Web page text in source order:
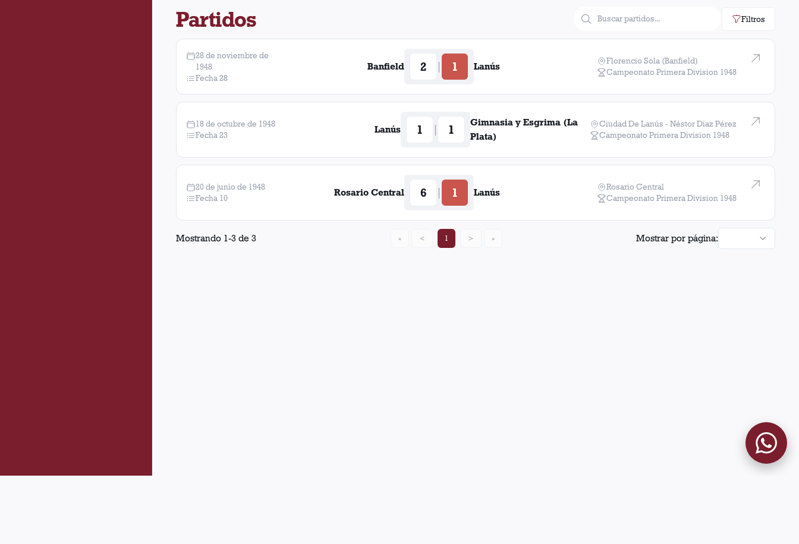
Partidos Filtros
28 de noviembre de
1948
Fecha 28
Banfield 2 1 Lanús
Florencio Sola (Banfield)
Campeonato Primera Division 1948
18 de octubre de 1948
Fecha 23
Lanús 1 1
Gimnasia y Esgrima (La
Plata)
Ciudad De Lanús - Néstor Diaz Pérez
Campeonato Primera Division 1948
20 de junio de 1948
Fecha 10
Rosario Central 6 1 Lanús
Rosario Central
Campeonato Primera Division 1948
Mostrando 1-3 de 3 « < 1 > » Mostrar por página: